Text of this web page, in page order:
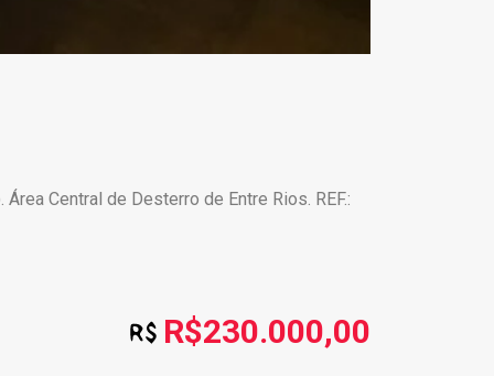
Central de Desterro de Entre Rios. REF.:
R$230.000,00